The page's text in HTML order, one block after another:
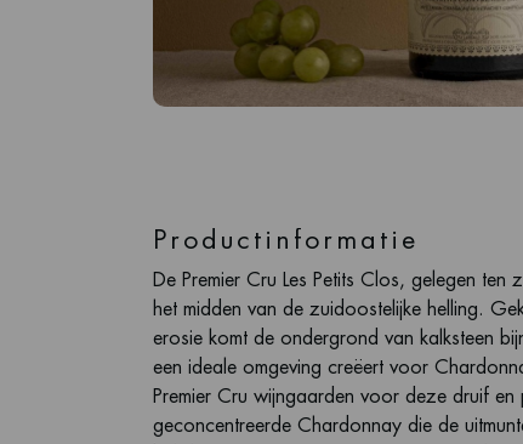
Productinformatie
De Premier Cru Les Petits Clos, gelegen ten
het midden van de zuidoostelijke helling.
erosie komt de ondergrond van kalksteen
een ideale omgeving creëert voor
Premier Cru wijngaarden voor deze druif en
geconcentreerde Chardonnay die de